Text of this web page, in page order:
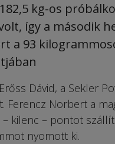
kg-os
így a második
a 93
Dávid, a Sekler
Ferencz Norbert a
kilenc – pontot
nyomott ki.